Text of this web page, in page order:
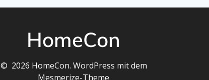
HomeCon
© 2026 HomeCon. WordPress mit dem
Mesmerize-Theme